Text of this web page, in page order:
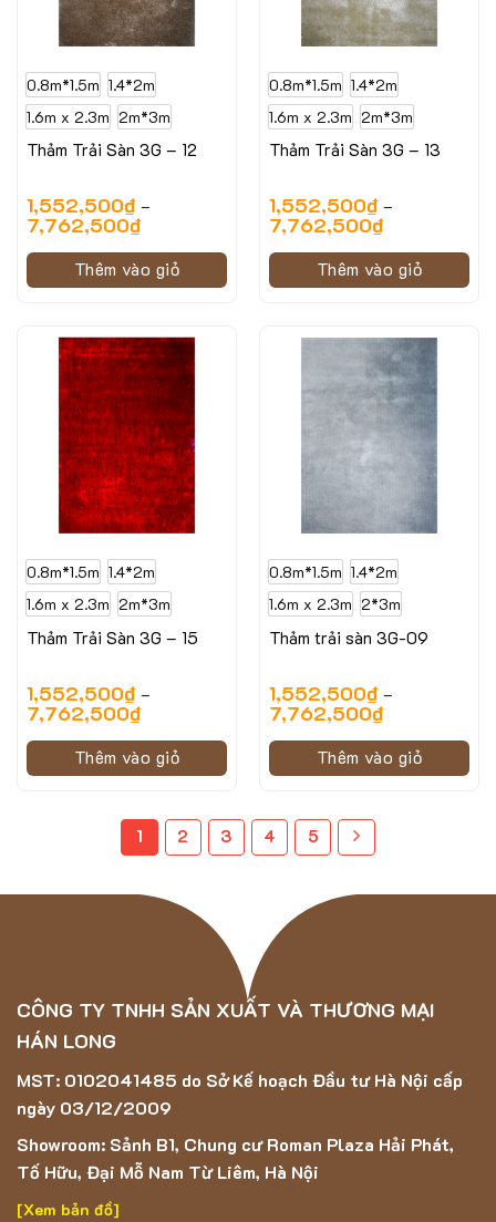
0.8m*1.5m 1.4*2m
1.6m x 2.3m 2m*3m
Thảm Trải Sàn 3G – 12
1,552,500₫–
7,762,500₫
Thêm vào giỏ
0.8m*1.5m 1.4*2m
1.6m x 2.3m 2m*3m
Thảm Trải Sàn 3G – 13
1,552,500₫–
7,762,500₫
Thêm vào giỏ
0.8m*1.5m 1.4*2m
1.6m x 2.3m 2m*3m
Thảm Trải Sàn 3G – 15
1,552,500₫–
7,762,500₫
Thêm vào giỏ
0.8m*1.5m 1.4*2m
1.6m x 2.3m 2*3m
Thảm trải sàn 3G-09
1,552,500₫–
7,762,500₫
Thêm vào giỏ
1 2 3 4 5
CÔNG TY TNHH SẢN XUẤT VÀ THƯƠNG MẠI
HÁN LONG
MST: 0102041485 do Sở Kế hoạch Đầu tư Hà Nội cấp
ngày 03/12/2009
Showroom: Sảnh B1, Chung cư Roman Plaza Hải Phát,
Tố Hữu, Đại Mỗ Nam Từ Liêm, Hà Nội
[Xem bản đồ]